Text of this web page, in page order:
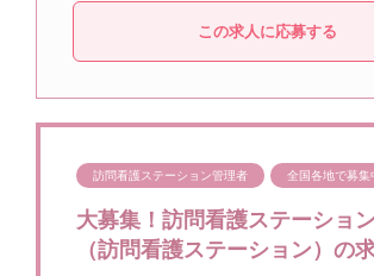
この求人に応募する
訪問看護ステーション管理者 全国各地で募集
大募集！訪問看護ステーショ
（訪問看護ステーション）の